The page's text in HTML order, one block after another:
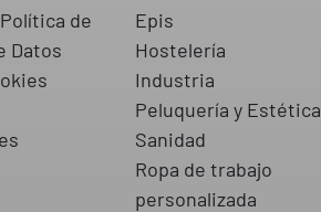
de
Datos
Epis
Hostelería
Industria
Peluquería y Estética
Sanidad
Ropa de trabajo
personalizada